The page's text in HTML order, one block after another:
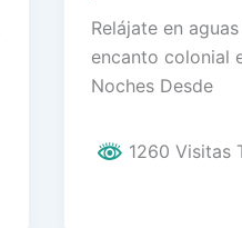
Relájate en
encanto colonial
Noches Desde
1260 Visitas